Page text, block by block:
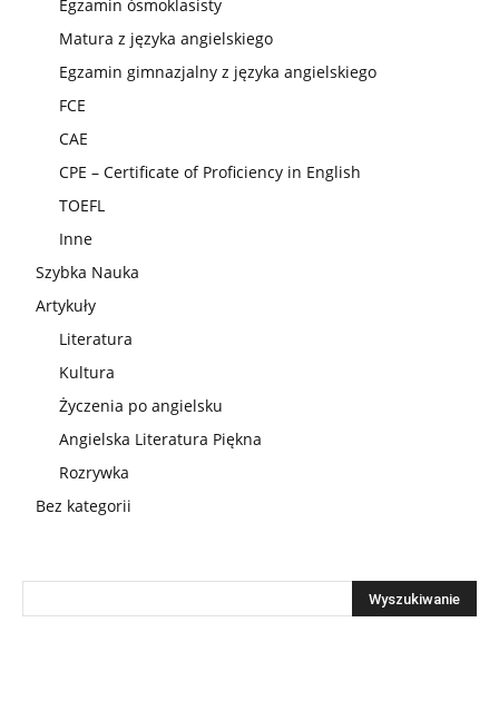
Egzamin ósmoklasisty
Matura z języka angielskiego
Egzamin gimnazjalny z języka angielskiego
FCE
CAE
CPE – Certificate of Proficiency in English
TOEFL
Inne
Szybka Nauka
Artykuły
Literatura
Kultura
Życzenia po angielsku
Angielska Literatura Piękna
Rozrywka
Bez kategorii